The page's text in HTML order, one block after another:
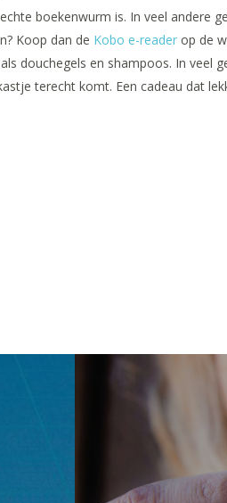
boekenwurm is. In veel andere
Koop dan de Kobo e-reader op de
douchegels en shampoos. In veel
terecht komt. Een cadeau dat